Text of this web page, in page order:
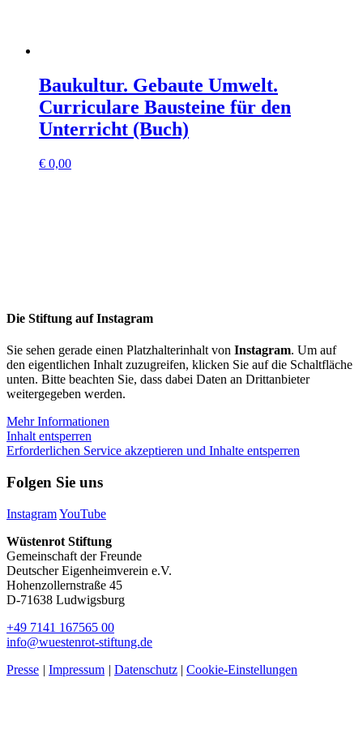
Baukultur. Gebaute Umwelt.
Curriculare Bausteine für den
Unterricht (Buch)
€ 0,00
Die Stiftung auf Instagram
Sie sehen gerade einen Platzhalterinhalt von Instagram. Um auf
den eigentlichen Inhalt zuzugreifen, klicken Sie auf die Schaltfläche
unten. Bitte beachten Sie, dass dabei Daten an Drittanbieter
weitergegeben werden.
Mehr Informationen
Inhalt entsperren
Erforderlichen Service akzeptieren und Inhalte entsperren
Folgen Sie uns
InstagramYouTube
Wüstenrot Stiftung
Gemeinschaft der Freunde
Deutscher Eigenheimverein e.V.
Hohenzollernstraße 45
D-71638 Ludwigsburg
+49 7141 167565 00
info@wuestenrot-stiftung.de
Presse | Impressum | Datenschutz | Cookie-Einstellungen